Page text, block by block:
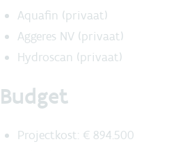
Aquafin (privaat)
Aggeres NV (privaat)
Hydroscan (privaat)
Budget
Projectkost: € 894.500